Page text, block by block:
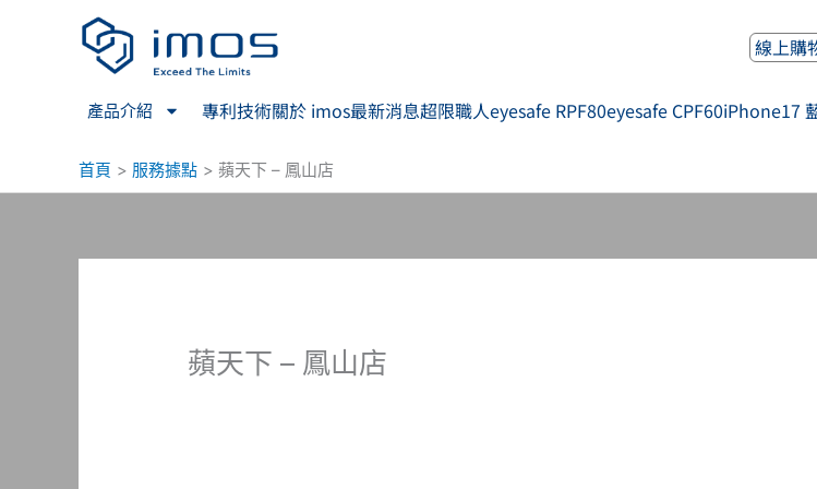
線上購
產品介紹 專利技術關於 imos最新消息超限職人eyesafe RPF80eyesafe CPF60iPhone17
首頁 服務據點 蘋天下 – 鳳山店
蘋天下 – 鳳山店